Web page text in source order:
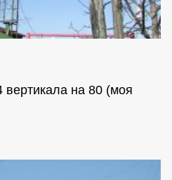
вертикала на 80 (моя